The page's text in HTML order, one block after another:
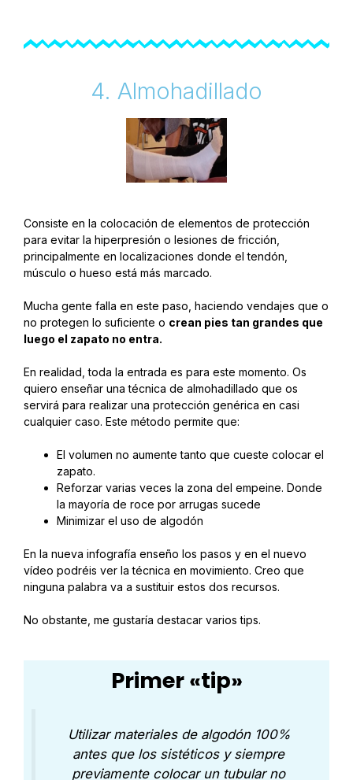
4. Almohadillado
Consiste en la colocación de elementos de protección
para evitar la hiperpresión o lesiones de fricción,
principalmente en localizaciones donde el tendón,
músculo o hueso está más marcado.
Mucha gente falla en este paso, haciendo vendajes que o
no protegen lo suficiente o crean pies tan grandes que
luego el zapato no entra.
En realidad, toda la entrada es para este momento. Os
quiero enseñar una técnica de almohadillado que os
servirá para realizar una protección genérica en casi
cualquier caso. Este método permite que:
El volumen no aumente tanto que cueste colocar el
zapato.
Reforzar varias veces la zona del empeine. Donde
la mayoría de roce por arrugas sucede
Minimizar el uso de algodón
En la nueva infografía enseño los pasos y en el nuevo
vídeo podréis ver la técnica en movimiento. Creo que
ninguna palabra va a sustituir estos dos recursos.
No obstante, me gustaría destacar varios tips.
Primer «tip»
Utilizar materiales de algodón 100%
antes que los sistéticos y siempre
previamente colocar un tubular no